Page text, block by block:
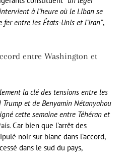
à l’heure où le Liban se
entre les États-Unis et l’Iran”,
entre Washington et
la clé des tensions entre les
et de Benyamin Nétanyahou
cette semaine entre Téhéran et
.Car bien que l’arrêt des
noir sur blanc dans l’accord,
dans le sud du pays,